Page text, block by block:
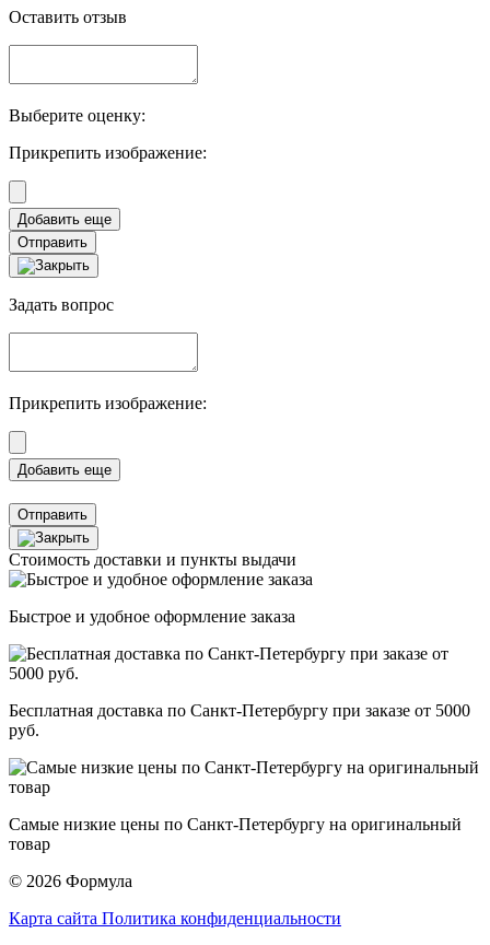
Оставить отзыв
Выберите оценку:
Прикрепить изображение:
Отправить
Задать вопрос
Прикрепить изображение:
Отправить
Стоимость доставки и пункты выдачи
Быстрое и удобное оформление заказа
Бесплатная доставка по Санкт-Петербургу при заказе от 5000
руб.
Самые низкие цены по Санкт-Петербургу на оригинальный
товар
© 2026 Формула
Карта сайта Политика конфиденциальности